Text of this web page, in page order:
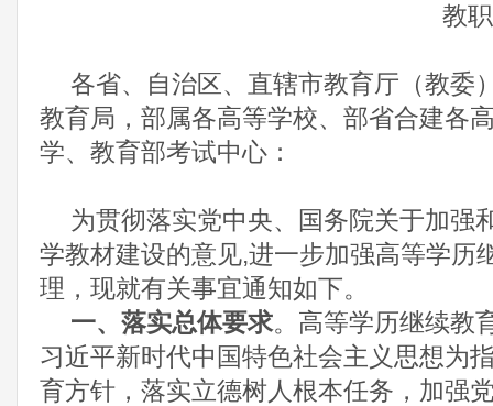
教
各省、自治区、直辖市教育厅（教委
教育局，部属各高等学校、部省合建各
学、教育部考试中心：
为贯彻落实党中央、国务院关于加强
学教材建设的意见,进一步加强高等学历
理，现就有关事宜通知如下。
一、落实总体要求。高等学历继续教
习近平新时代中国特色社会主义思想为
育方针，落实立德树人根本任务，加强